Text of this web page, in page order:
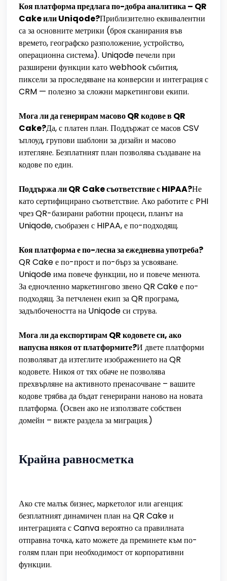
Коя платформа предлага по-добра аналитика – QR
Cake или Uniqode?Приблизително еквивалентни
са за основните метрики (броя сканирания във
времето, географско разположение, устройство,
операционна система). Uniqode печели при
разширени функции като webhook събития,
пиксели за проследяване на конверсии и интеграция с
CRM — полезно за сложни маркетингови екипи.
Мога ли да генерирам масово QR кодове в QR
Cake?Да, с платен план. Поддържат се масов CSV
ъплоуд, групови шаблони за дизайн и масово
изтегляне. Безплатният план позволява създаване на
кодове по един.
Поддържа ли QR Cake съответствие с HIPAA?Не
като сертифицирано съответствие. Ако работите с PHI
чрез QR-базирани работни процеси, планът на
Uniqode, съобразен с HIPAA, е по-подходящ.
Коя платформа е по-лесна за ежедневна употреба?
QR Cake е по-прост и по-бърз за усвояване.
Uniqode има повече функции, но и повече менюта.
За едночленно маркетингово звено QR Cake е по-
подходящ. За петчленен екип за QR програма,
задълбочеността на Uniqode си струва.
Мога ли да експортирам QR кодовете си, ако
напусна някоя от платформите?И двете платформи
позволяват да изтеглите изображението на QR
кодовете. Никоя от тях обаче не позволява
прехвърляне на активното пренасочване – вашите
кодове трябва да бъдат генерирани наново на новата
платформа. (Освен ако не използвате собствен
домейн – вижте раздела за миграция.)
Крайна равносметка
Ако сте малък бизнес, маркетолог или агенция:
безплатният динамичен план на QR Cake и
интеграцията с Canva вероятно са правилната
отправна точка, като можете да преминете към по-
голям план при необходимост от корпоративни
функции.